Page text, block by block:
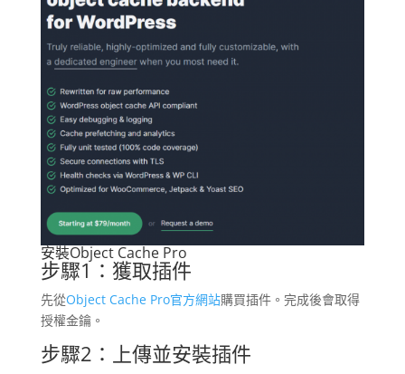
安裝Object Cache Pro
步驟1：獲取插件
先從Object Cache Pro官方網站購買插件。完成後會取得
授權金鑰。
步驟2：上傳並安裝插件